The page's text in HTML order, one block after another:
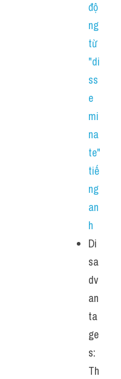
độ
ng
từ
"di
ss
e
mi
na
te"
tiế
ng
an
h
Di
sa
dv
an
ta
ge
s:
Th